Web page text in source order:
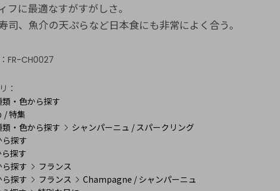
フに最適なすがすがしさ。
司、魚介の天ぷらなど日本食にも非常によく合う。
FR-CH0027
：
類・色から探す
/ 特集
類・色から探す
シャンパーニュ / スパークリング
探す
探す
探す
フランス
探す
フランス
Champagne / シャンパーニュ